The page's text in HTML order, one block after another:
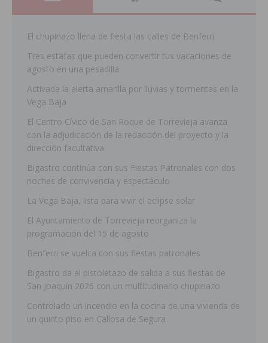
El chupinazo llena de fiesta las calles de Benferri
Tres estafas que pueden convertir tus vacaciones de
agosto en una pesadilla
Activada la alerta amarilla por lluvias y tormentas en la
Vega Baja
El Centro Cívico de San Roque de Torrevieja avanza
con la adjudicación de la redacción del proyecto y la
dirección facultativa
Bigastro continúa con sus Fiestas Patronales con dos
noches de convivencia y espectáculo
La Vega Baja, lista para vivir el eclipse solar
El Ayuntamiento de Torrevieja reorganiza la
programación del 15 de agosto
Benferri se vuelca con sus fiestas patronales
Bigastro da el pistoletazo de salida a sus fiestas de
San Joaquín 2026 con un multitudinario chupinazo
Controlado un incendio en la cocina de una vivienda de
un quinto piso en Callosa de Segura